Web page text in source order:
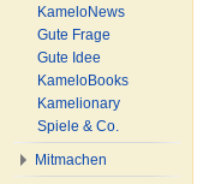
KameloNews
Gute Frage
Gute Idee
KameloBooks
Kamelionary
Spiele & Co.
Mitmachen